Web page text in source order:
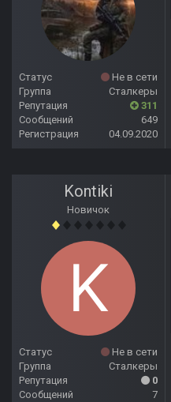
Статус
Не в сети
Группа
Сталкеры
Репутация
311
Сообщений
649
Регистрация
04.09.2020
Kontiki
Новичок
Статус
Не в сети
Группа
Сталкеры
Репутация
0
Сообщений
7